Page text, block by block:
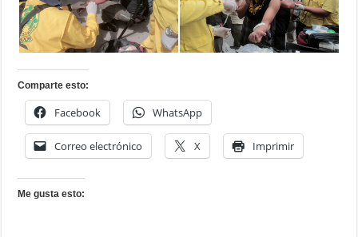
Comparte esto:
Facebook WhatsApp
Correo electrónico X Imprimir
Me gusta esto: